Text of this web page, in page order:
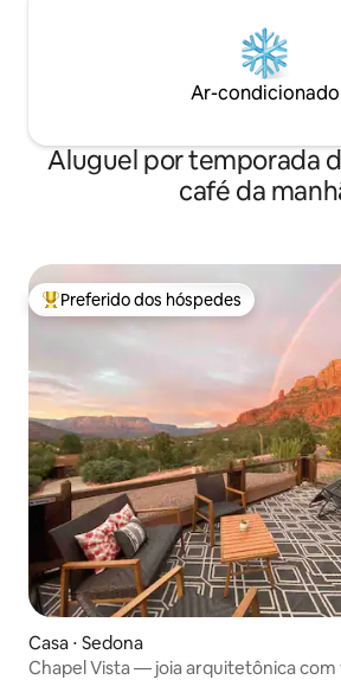
Ar-condicionado
Aluguel por temporada
café da
Entre os melhores preferidos dos
Preferido dos hóspedes
Casa ⋅ Sedona
Chapel Vista — joia arquitetônica com